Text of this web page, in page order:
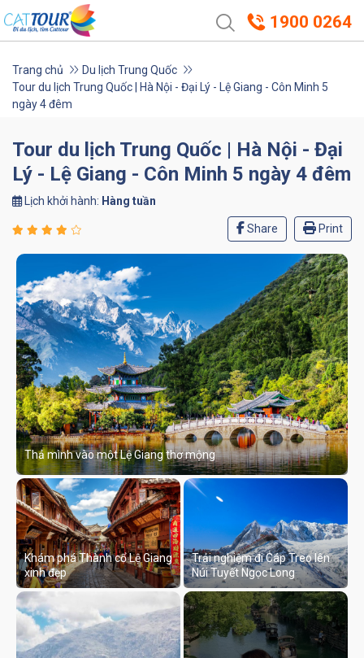
1900 0264
Trang chủ
Du lịch Trung Quốc
Tour du lịch Trung Quốc | Hà Nội - Đại Lý - Lệ Giang - Côn Minh 5
ngày 4 đêm
Tour du lịch Trung Quốc | Hà Nội - Đại
Lý - Lệ Giang - Côn Minh 5 ngày 4 đêm
Lịch khởi hành: Hàng tuần
Share Print
Thả mình vào một Lệ Giang thơ mộng
Khám phá Thành cổ Lệ Giang
xinh đẹp
Trải nghiệm đi Cáp Treo lên
Núi Tuyết Ngọc Long